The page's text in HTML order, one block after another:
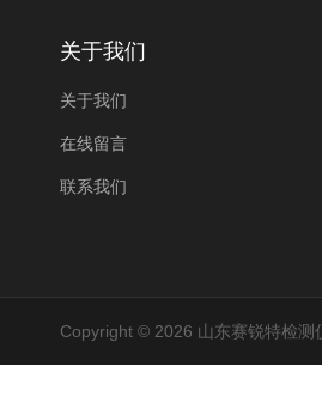
关于我们
关于我们
在线留言
联系我们
Copyright © 2026 山东赛锐特检测